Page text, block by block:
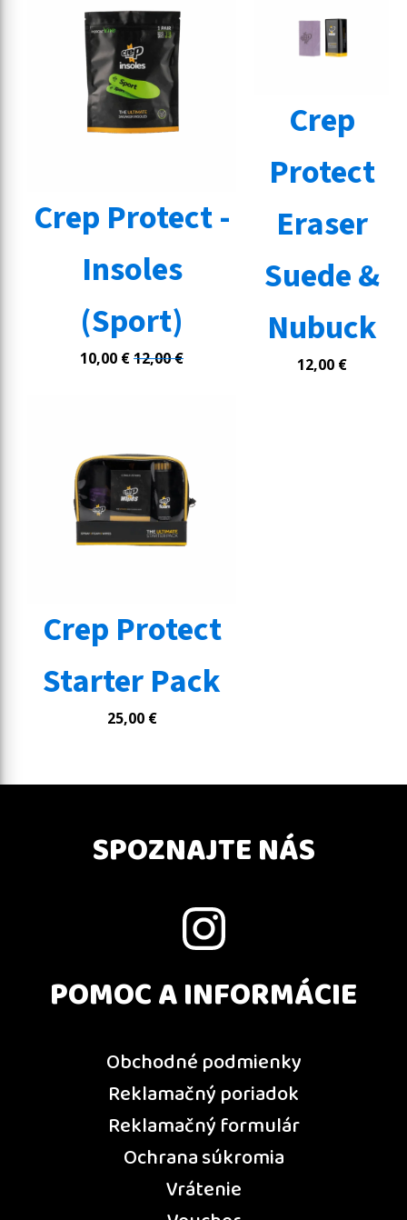
Crep Protect -
Insoles
(Sport)
10,00 €12,00€
Crep
Protect
Eraser
Suede &
Nubuck
12,00 €
Crep Protect
Starter Pack
25,00 €
SPOZNAJTE NÁS
POMOC A INFORMÁCIE
Obchodné podmienky
Reklamačný poriadok
Reklamačný formulár
Ochrana súkromia
Vrátenie